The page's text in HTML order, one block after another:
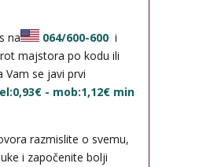
na 064/600-600 i
majstora po kodu ili
Vam se javi prvi
- mob:1,12€ min
razmislite o svemu,
i započenite bolji